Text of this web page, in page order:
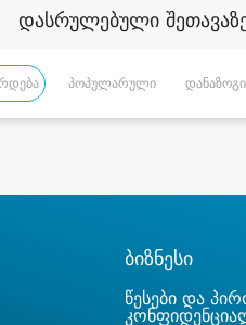
დასრულებული
პოპულარული
ბიზნესი
წესები და